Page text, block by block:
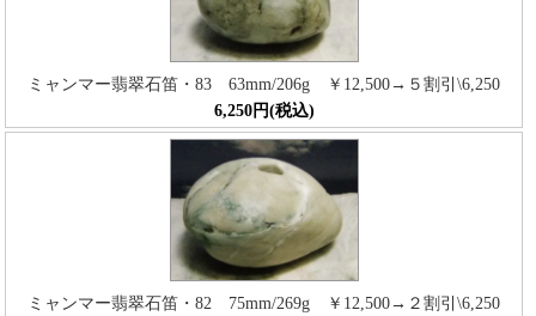
ミャンマー翡翠石笛・83 63mm/206g ￥12,500→５割引\6,250
6,250円(税込)
ミャンマー翡翠石笛・82 75mm/269g ￥12,500→２割引\6,250